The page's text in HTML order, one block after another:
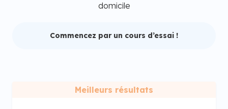
domicile
Commencez par un cours d’essai !
Meilleurs résultats